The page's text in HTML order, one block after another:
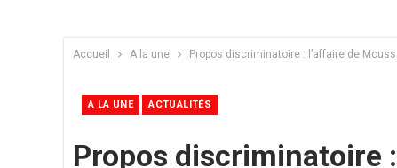
Accueil A la une Propos discriminatoire : l’affaire de
A LA UNE ACTUALITÉS
Propos discriminatoire